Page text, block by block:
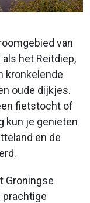
van
het Reitdiep,
kronkelende
oude dijkjes.
fietstocht of
kun je genieten
en de
Groningse
prachtige